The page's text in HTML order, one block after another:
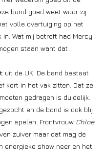
band goed weet waar zij
volle overtuiging op het
in. Wat mij betreft had Mercy
staan want dat
uit de UK. De band bestaat
kort in het vak zitten. Dat ze
gedragen is duidelijk.
en de band is ook blij
spelen. Frontvrouw Chloe
zuiver maar dat mag de
energieke show neer en het